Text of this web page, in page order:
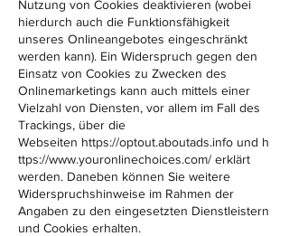
Nutzung von Cookies deaktivieren (wobei
hierdurch auch die Funktionsfähigkeit
unseres Onlineangebotes eingeschränkt
werden kann). Ein Widerspruch gegen den
Einsatz von Cookies zu Zwecken des
Onlinemarketings kann auch mittels einer
Vielzahl von Diensten, vor allem im Fall des
Trackings, über die
Webseiten https://optout.aboutads.info und h
ttps://www.youronlinechoices.com/ erklärt
werden. Daneben können Sie weitere
Widerspruchshinweise im Rahmen der
Angaben zu den eingesetzten Dienstleistern
und Cookies erhalten.